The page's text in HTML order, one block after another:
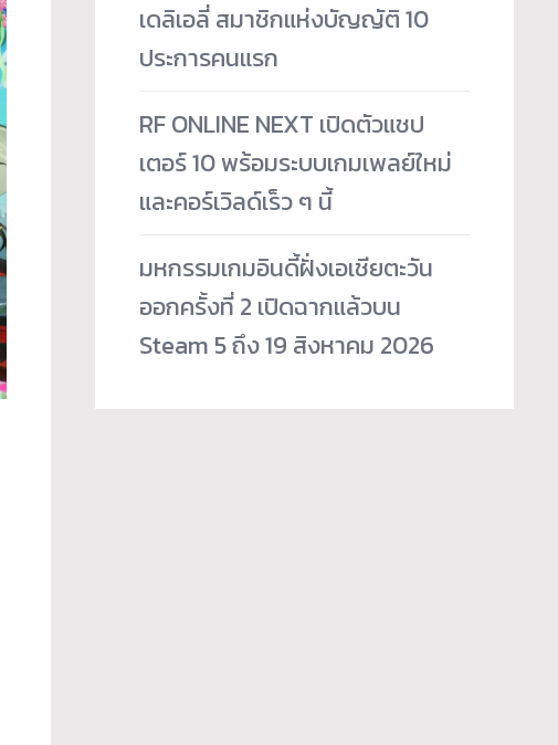
เดลิเอลี่ สมาชิกแห่งบัญญัติ 10
ประการคนแรก
RF ONLINE NEXT เปิดตัวแชป
เตอร์ 10 พร้อมระบบเกมเพลย์ใหม่
และคอร์เวิลด์เร็ว ๆ นี้
มหกรรมเกมอินดี้ฝั่งเอเชียตะวัน
ออกครั้งที่ 2 เปิดฉากแล้วบน
Steam 5 ถึง 19 สิงหาคม 2026